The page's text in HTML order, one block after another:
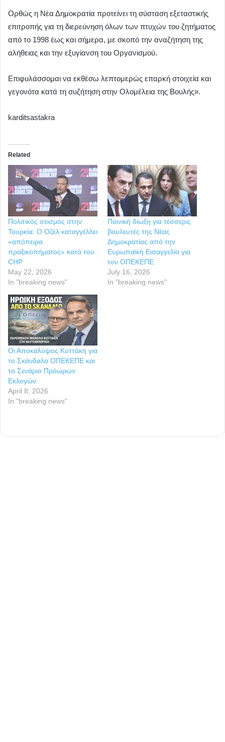
Ορθώς η Νέα Δημοκρατία προτείνει τη σύσταση εξεταστικής
επιτροπής για τη διερεύνηση όλων των πτυχών του ζητήματος
από το 1998 έως και σήμερα, με σκοπό την αναζήτηση της
αλήθειας και την εξυγίανση του Οργανισμού.
Επιφυλάσσομαι να εκθέσω λεπτομερώς επαρκή στοιχεία και
γεγονότα κατά τη συζήτηση στην Ολομέλεια της Βουλής».
karditsastakra
Related
Πολιτικός σεισμός στην
Τουρκία: Ο Οζέλ καταγγέλλει
«απόπειρα
πραξικοπήματος» κατά του
CHP
May 22, 2026
In "breaking news"
Ποινική δίωξη για τέσσερις
βουλευτές της Νέας
Δημοκρατίας από την
Ευρωπαϊκή Εισαγγελία για
τον ΟΠΕΚΕΠΕ
July 16, 2026
In "breaking news"
Οι Αποκαλύψεις Κοττάκη για
το Σκάνδαλο ΟΠΕΚΕΠΕ και
το Σενάριο Πρόωρων
Εκλογών
April 8, 2026
In "breaking news"